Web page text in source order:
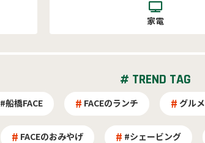
家電
# TREND TAG
#船橋FACE FACEのランチ グルメ
FACEのおみやげ #シェービング